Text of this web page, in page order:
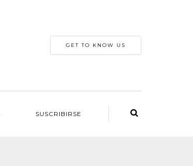
GET TO KNOW US
SUSCRIBIRSE